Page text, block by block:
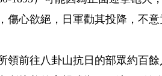
傷心欲絕，日軍勸其投降，不
領前往八卦山抗日的部眾約百